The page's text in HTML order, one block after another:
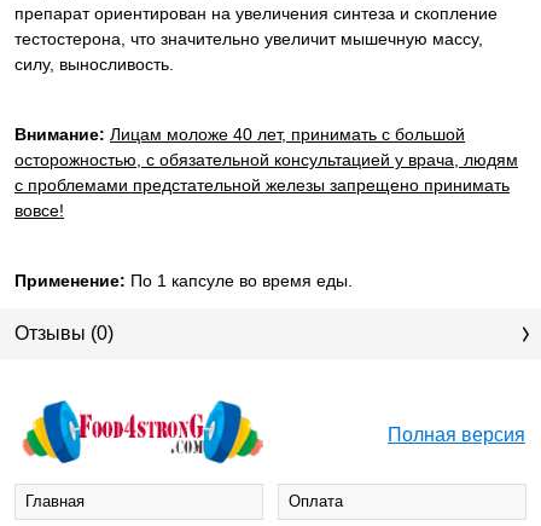
препарат ориентирован на увеличения синтеза и скопление
тестостерона, что значительно увеличит мышечную массу,
силу, выносливость.
Внимание: Лицам моложе 40 лет, принимать с большой
осторожностью, с обязательной консультацией у врача, людям
с проблемами предстательной железы запрещено принимать
вовсе!
Применение: По 1 капсуле во время еды.
Отзывы (0)
Полная версия
Главная Оплата